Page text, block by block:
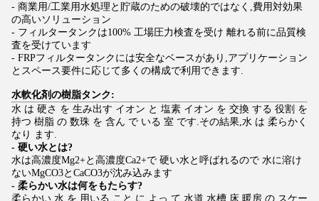
- 商業用/工業用水処理と貯蔵のための破壊的ではなく,費用対効果
の高いソリューション
- フィルタータンクは100% 工場圧力検査を受け 離れる前に品質検
査を受けています
- FRPフィルタータンクには安全なベースがあり,アプリケーション
とスペース要件に応じて多くの構成で利用できます.
水軟化剤の樹脂タンク:
水 は 硬さ を 生み出す イオン と 塩素 イオン を 交換 する 役割 を
持つ 樹脂 の 数珠 を 含ん で いる 室 です.その結果,水 は 柔らかく
なり ます.
- 硬い水とは?
水は高濃度Mg2+と高濃度Ca2+で 硬い水と呼ばれるので 水に溶け
ないMgCO3とCaCO3が沈み込みます
- 柔らかい水は何をもたらす?
柔らかい 水 を 用いる こと に よっ て,水道,水槽,床 暖房 の スケー